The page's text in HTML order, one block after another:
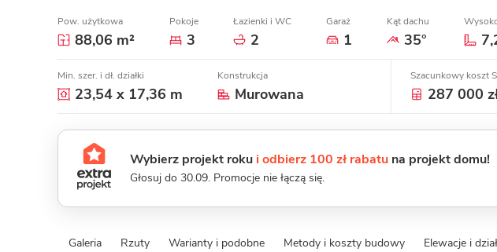
Pow. użytkowa
88,06 m²
Pokoje
3
Łazienki i WC
2
Garaż
1
Kąt dachu
35°
Min. szer. i dł. działki
23,54 x 17,36 m
Konstrukcja
Murowana
Szacunkowy koszt
287 000
Wybierz projekt roku i odbierz 100 zł rabatu na projekt domu!
Głosuj do 30.09. Promocje nie łączą się.
Galeria Rzuty Warianty i podobne Metody i koszty budowy Elewacje i